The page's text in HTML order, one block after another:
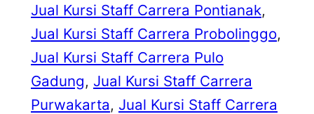
Jual Kursi Staff Carrera Pontianak
Jual Kursi Staff Carrera Probolinggo
Jual Kursi Staff Carrera Pulo
Gadung, Jual Kursi Staff Carrera
Purwakarta, Jual Kursi Staff Carrera